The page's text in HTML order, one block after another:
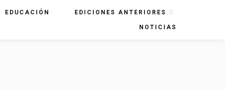
EDUCACIÓN
EDICIONES ANTERIORES
NOTICIAS